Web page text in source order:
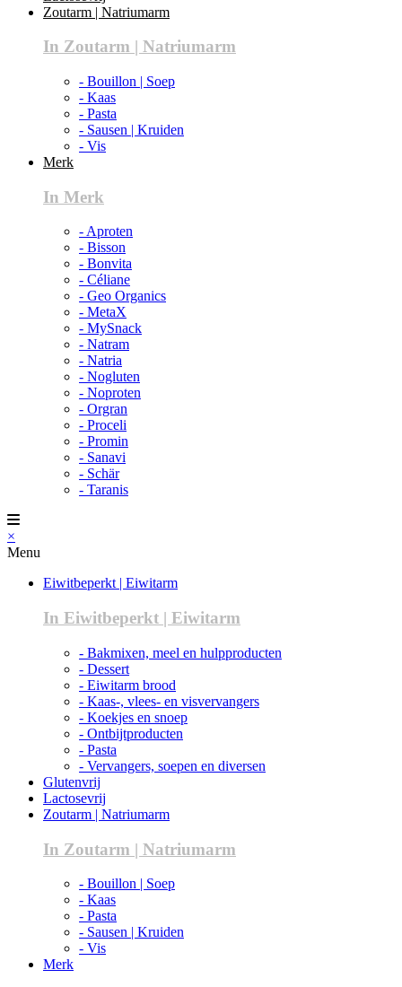
Zoutarm | Natriumarm
In Zoutarm | Natriumarm
- Bouillon | Soep
- Kaas
- Pasta
- Sausen | Kruiden
- Vis
Merk
In Merk
- Aproten
- Bisson
- Bonvita
- Céliane
- Geo Organics
- MetaX
- MySnack
- Natram
- Natria
- Nogluten
- Noproten
- Orgran
- Proceli
- Promin
- Sanavi
- Schär
- Taranis
×
Menu
Eiwitbeperkt | Eiwitarm
In Eiwitbeperkt | Eiwitarm
- Bakmixen, meel en hulpproducten
- Dessert
- Eiwitarm brood
- Kaas-, vlees- en visvervangers
- Koekjes en snoep
- Ontbijtproducten
- Pasta
- Vervangers, soepen en diversen
Glutenvrij
Lactosevrij
Zoutarm | Natriumarm
In Zoutarm | Natriumarm
- Bouillon | Soep
- Kaas
- Pasta
- Sausen | Kruiden
- Vis
Merk